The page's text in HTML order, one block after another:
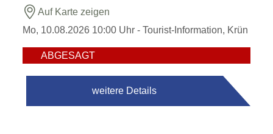
Auf Karte zeigen
Mo, 10.08.2026 10:00 Uhr - Tourist-Information, Krün
ABGESAGT
weitere Details